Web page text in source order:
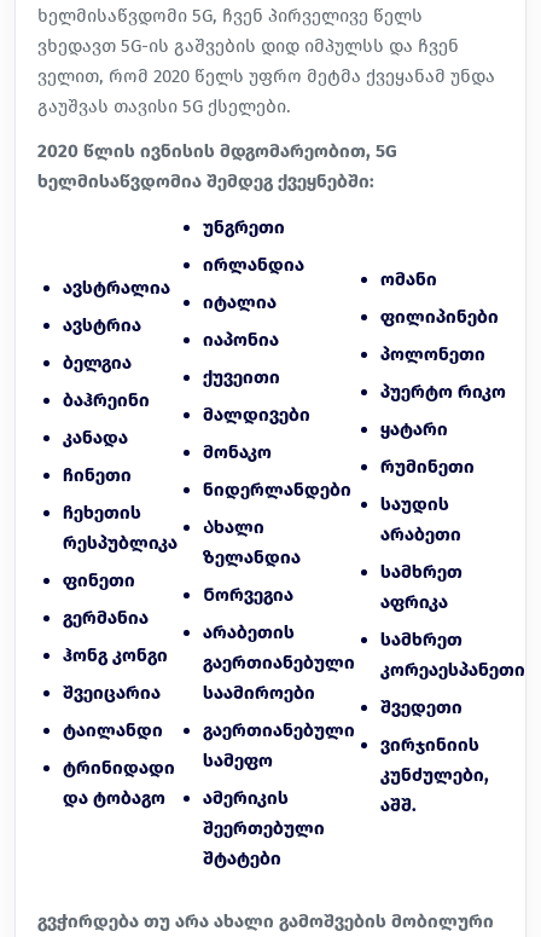
ხელმისაწვდომი 5G, ჩვენ პირველივე წელს
ვხედავთ 5G-ის გაშვების დიდ იმპულსს და ჩვენ
ველით, რომ 2020 წელს უფრო მეტმა ქვეყანამ უნდა
გაუშვას თავისი 5G ქსელები.
2020 წლის ივნისის მდგომარეობით, 5G
ხელმისაწვდომია შემდეგ ქვეყნებში:
ავსტრალია
ავსტრია
ბელგია
ბაჰრეინი
კანადა
ჩინეთი
ჩეხეთის
რესპუბლიკა
ფინეთი
გერმანია
ჰონგ კონგი
შვეიცარია
ტაილანდი
ტრინიდადი
და ტობაგო
უნგრეთი
ირლანდია
იტალია
იაპონია
ქუვეითი
მალდივები
მონაკო
ნიდერლანდები
Ახალი
ზელანდია
Ნორვეგია
არაბეთის
გაერთიანებული
საამიროები
გაერთიანებული
სამეფო
ამერიკის
შეერთებული
შტატები
ომანი
ფილიპინები
პოლონეთი
პუერტო რიკო
ყატარი
რუმინეთი
საუდის
არაბეთი
სამხრეთ
აფრიკა
სამხრეთ
კორეაესპანეთი
შვედეთი
ვირჯინიის
კუნძულები,
აშშ.
გვჭირდება თუ არა ახალი გამოშვების მობილური